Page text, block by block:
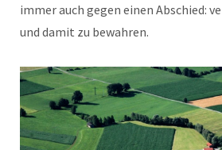
immer auch gegen einen Abschied:
und damit zu bewahren.